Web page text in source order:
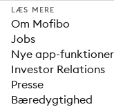
LÆS MERE
Om Mofibo
Jobs
Nye app-funktioner
Investor Relations
Presse
Bæredygtighed